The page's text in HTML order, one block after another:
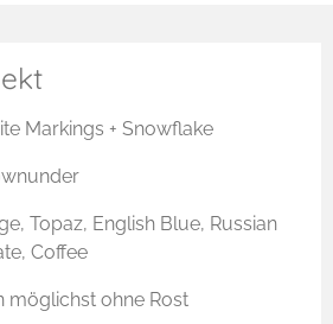
Markings + Snowflake
Topaz, English Blue, Russian
Coffee
möglichst ohne Rost